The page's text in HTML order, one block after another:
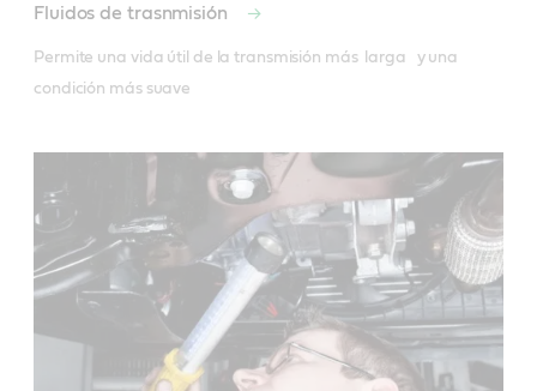
Fluidos de trasnmisión
Permite una vida útil de la transmisión más  larga   y una
condición más suave